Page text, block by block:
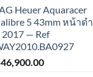
Heuer Aquaracer
5 43mm หน้าดำ
2017 — Ref
46,900.00